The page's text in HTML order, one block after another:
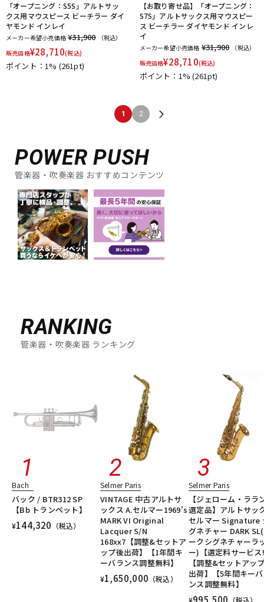
「オープニング：S5S」アルトサッ
クス用マウスピース ビーチラー ダイ
ヤモンド インレイ
メーカー希望小売価格 ¥31,900
（税込）
販売価格¥28,710(税込)
ポイント：1% (261pt)
【お取り寄せ品】「オープニング：
S7S」アルトサックス用マウスピー
ス ビーチラー ダイヤモンド インレ
イ
メーカー希望小売価格 ¥31,900
（税込）
販売価格¥28,710(税込)
ポイント：1%(261pt)
1 2
POWER PUSH
管楽器・吹奏楽器 おすすめコンテンツ
RANKING
管楽器・吹奏楽器 ランキング
Bach
バック / BTR312 SP
【Bb トランペット】
¥144,320 （税込）
Selmer Paris
VINTAGE 中古アルトサ
ックス A.セルマー1969's
MARK VI Original
Lacquer S/N
168xx7【調整&セットア
ップ後出荷】【1年間キ
ーバランス調整無料】
¥1,650,000 （税込）
Selmer Paris
【ジェローム・ララ
選定品】アルトサッ
セルマー Signature
グネチャー DARK
ークシグネチャーラ
ー)【選定料サービ
【調整&セットアッ
出荷】【5年間キー
ンス調整無料】